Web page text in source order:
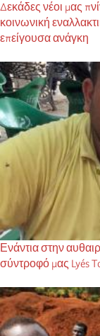
Δεκάδες νέοι μας
κοινωνική
επείγουσα ανάγκη
Ενάντια στην
σύντροφό μας Lyés